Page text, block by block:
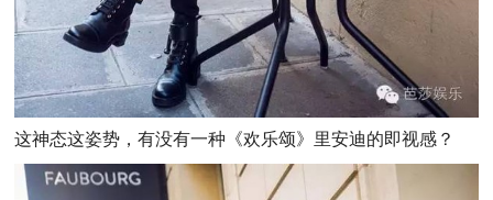
这神态这姿势，有没有一种《欢乐颂》里安迪的即视感？